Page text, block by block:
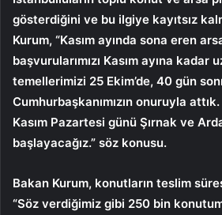
gösterdiğini ve bu ilgiye kayıtsız
Kurum, “Kasım ayında sona eren
başvurularımızı Kasım ayına kadar
temellerimizi 25 Ekim’de, 40 gün
Cumhurbaşkanımızın onuruyla
Kasım Pazartesi günü Şırnak ve
başlayacağız.” söz konusu.
Bakan Kurum, konutların teslim
“Söz verdiğimiz gibi 250 bin